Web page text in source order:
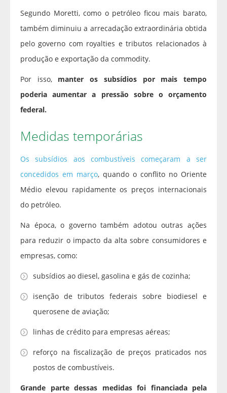
Segundo Moretti, como o petróleo ficou mais barato,
também diminuiu a arrecadação extraordinária obtida
pelo governo com royalties e tributos relacionados à
produção e exportação da commodity.
Por isso, manter os subsídios por mais tempo
poderia aumentar a pressão sobre o orçamento
federal.
Medidas temporárias
Os subsídios aos combustíveis começaram a ser
concedidos em março, quando o conflito no Oriente
Médio elevou rapidamente os preços internacionais
do petróleo.
Na época, o governo também adotou outras ações
para reduzir o impacto da alta sobre consumidores e
empresas, como:
subsídios ao diesel, gasolina e gás de cozinha;
isenção de tributos federais sobre biodiesel e
querosene de aviação;
linhas de crédito para empresas aéreas;
reforço na fiscalização de preços praticados nos
postos de combustíveis.
Grande parte dessas medidas foi financiada pela